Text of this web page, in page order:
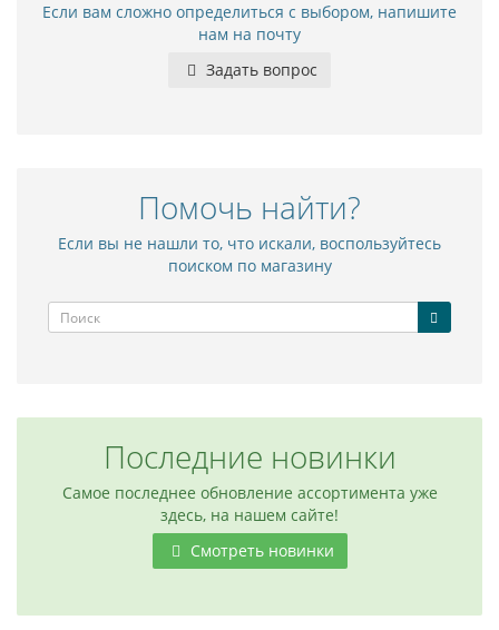
Если вам сложно определиться с выбором, напишите
нам на почту
Задать вопрос
Помочь найти?
Если вы не нашли то, что искали, воспользуйтесь
поиском по магазину
Последние новинки
Самое последнее обновление ассортимента уже
здесь, на нашем сайте!
Смотреть новинки